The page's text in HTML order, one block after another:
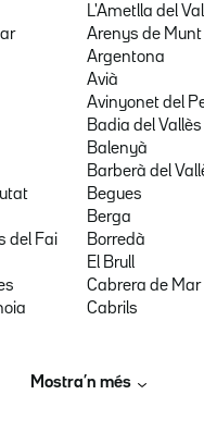
L'Ametlla del
Arenys de Munt
Argentona
Avià
Avinyonet del
Badia del Vallès
Balenyà
Barberà del
Begues
Berga
del Fai
Borredà
El Brull
Cabrera de Mar
Cabrils
Mostra’n més